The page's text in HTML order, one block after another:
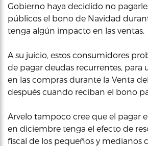
Gobierno haya decidido no
públicos el bono de Navidad
tenga algún impacto en las ventas.
A su juicio, estos consumidores
de pagar deudas recurrentes, para
en las compras durante la Venta
después cuando reciban el bono
Arvelo tampoco cree que el pagar
en diciembre tenga el efecto de
fiscal de los pequeños y medianos